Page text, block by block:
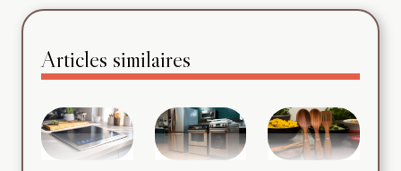
Articles similaires